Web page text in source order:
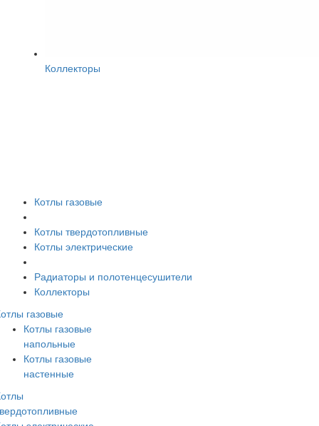
Коллекторы
Котлы газовые
Котлы твердотопливные
Котлы электрические
Радиаторы и полотенцесушители
Коллекторы
газовые
Котлы газовые
напольные
Котлы газовые
настенные